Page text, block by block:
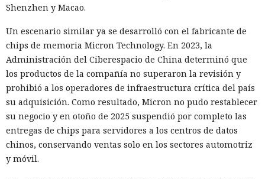
Shenzhen y Macao.
Un escenario similar ya se desarrolló con el fabricante de
chips de memoria Micron Technology. En 2023, la
Administración del Ciberespacio de China determinó que
los productos de la compañía no superaron la revisión y
prohibió a los operadores de infraestructura crítica del país
su adquisición. Como resultado, Micron no pudo restablecer
su negocio y en otoño de 2025 suspendió por completo las
entregas de chips para servidores a los centros de datos
chinos, conservando ventas solo en los sectores automotriz
y móvil.